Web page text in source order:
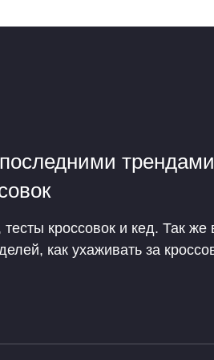
трендами
кроссовок и кед. Так же
как ухаживать за